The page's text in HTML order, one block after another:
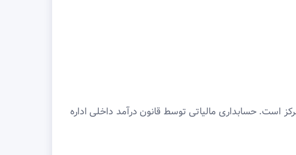
است. حسابداری مالیاتی توسط قانون درآمد داخلی اداره